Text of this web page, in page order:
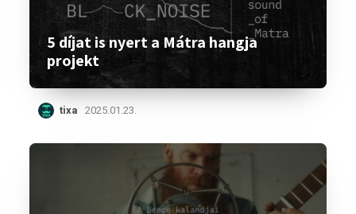
5 díjat is nyert a Mátra hangja
projekt
tixa 2025.01.23.